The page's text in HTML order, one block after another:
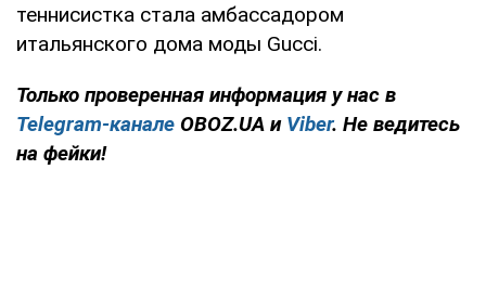
теннисистка стала амбассадором
итальянского дома моды Gucci.
Только проверенная информация у нас в
Telegram-канале OBOZ.UA и Viber. Не ведитесь
на фейки!